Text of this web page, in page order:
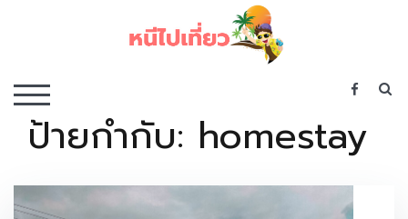
TOGGLE MOBILE MENU
ป้ายกำกับ: homestay